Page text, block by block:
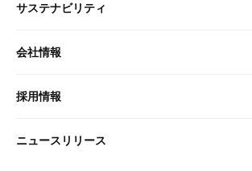
大和総研の強み
先端テクノロジーに基づく新たな価値の創出
政策分析
書籍
セミナー トップ
現在受付中のセミナー・イベント
サステナビリティ
サステナビリティの取り組み
次世代社会への貢献
会社情報
会社情報 トップ
会社概要・役員一覧
採用情報
採用情報 トップ
ニュースリリース